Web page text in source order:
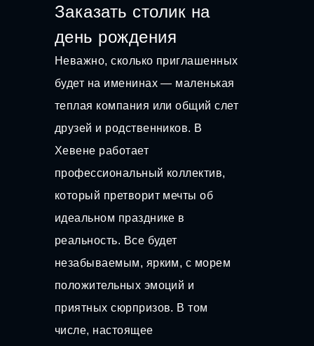
Заказать столик на
день рождения
Неважно, сколько приглашенных
будет на именинах — маленькая
теплая компания или общий слет
друзей и родственников. В
Хевене работает
профессиональный коллектив,
который претворит мечты об
идеальном празднике в
реальность. Все будет
незабываемым, ярким, с морем
положительных эмоций и
приятных сюрпризов. В том
числе, настоящее